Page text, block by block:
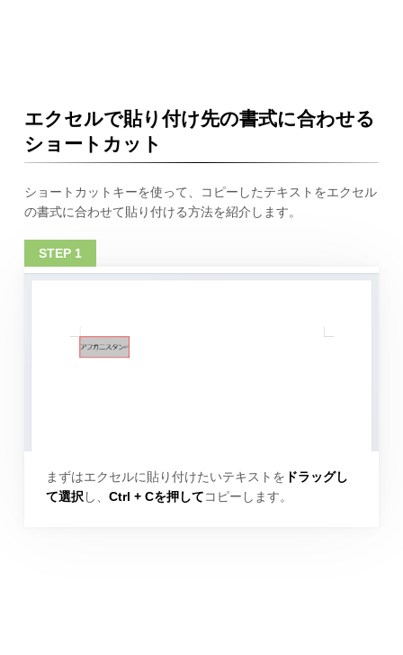
エクセルで貼り付け先の書式に合わせる
ショートカット
ショートカットキーを使って、コピーしたテキストをエクセル
の書式に合わせて貼り付ける方法を紹介します。
まずはエクセルに貼り付けたいテキストを ドラッグし
て選択 し、 Ctrl + Cを押してコピーします。